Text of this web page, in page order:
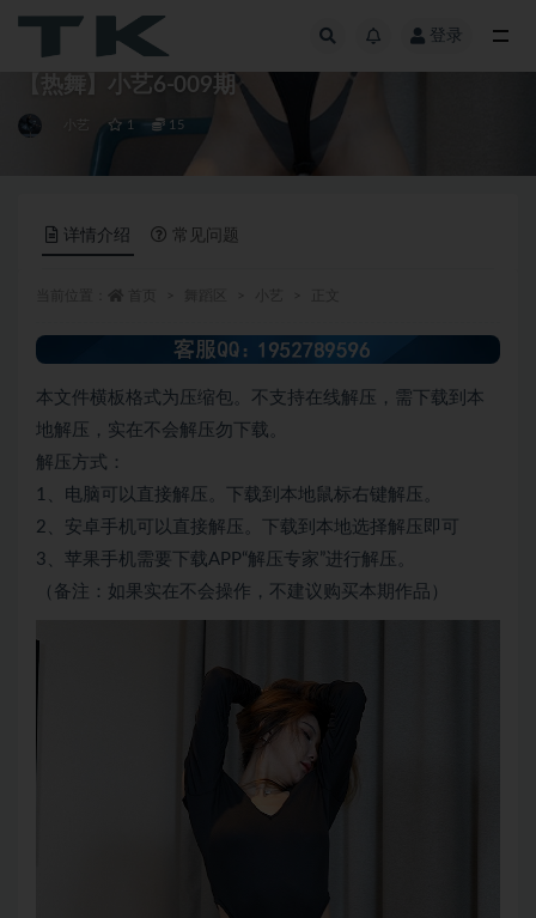
登录
【热舞】小艺6-009期
小艺 1 15
详情介绍 常见问题
本文件横板格式为压缩包。不支持在线解压，需下载到本
地解压，实在不会解压勿下载。
解压方式：
1、电脑可以直接解压。下载到本地鼠标右键解压。
2、安卓手机可以直接解压。下载到本地选择解压即可
3、苹果手机需要下载APP“解压专家”进行解压。
（备注：如果实在不会操作，不建议购买本期作品）